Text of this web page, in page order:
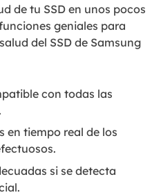
de tu SSD en unos pocos
geniales para
del SSD de Samsung
con todas las
en tiempo real de los
si se detecta